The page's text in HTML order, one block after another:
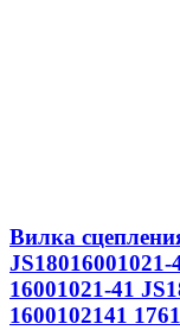
Вилка
JS18016001021-
16001021-41
1600102141